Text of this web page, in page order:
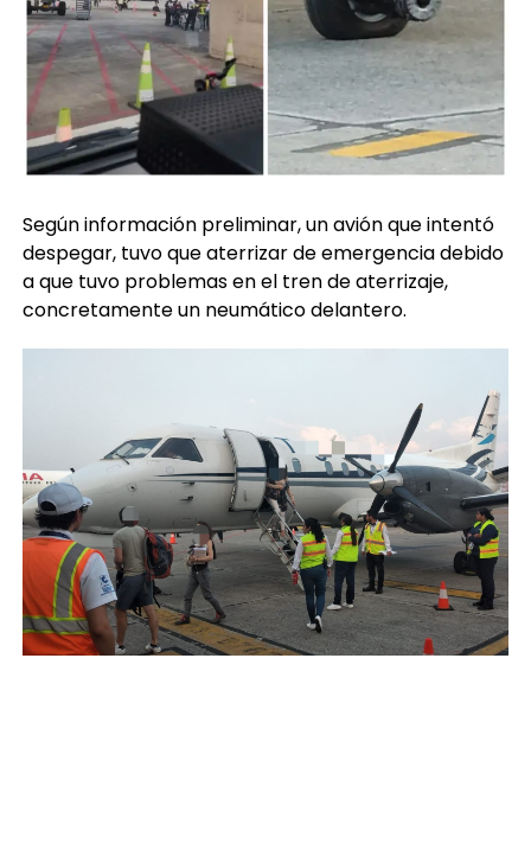
Según información preliminar, un avión que intentó
despegar, tuvo que aterrizar de emergencia debido
a que tuvo problemas en el tren de aterrizaje,
concretamente un neumático delantero.